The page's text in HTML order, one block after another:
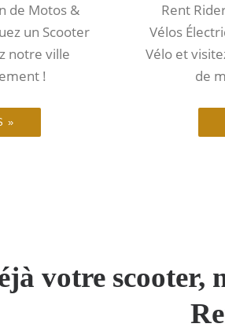
de Motos &
un Scooter
notre ville
!
»
Rent
Vélos
Vélo et
de
votre scooter,